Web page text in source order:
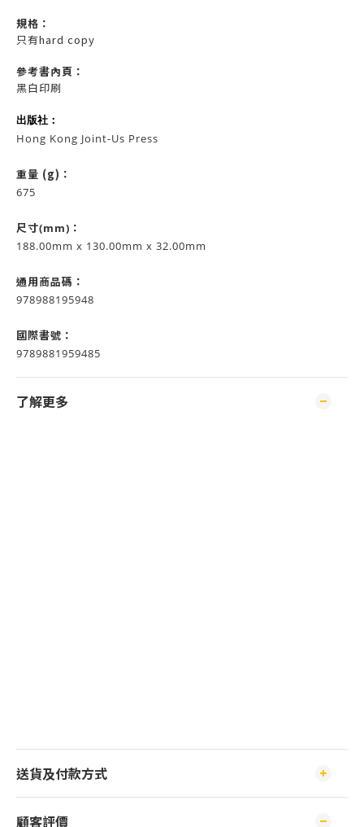
規格：
只有hard copy
參考書內頁：
黑白印刷
出版社：
Hong Kong Joint-Us Press
重量 (g)：
675
尺寸(mm)：
188.00mm x 130.00mm x 32.00mm
通用商品碼：
978988195948
國際書號：
9789881959485
了解更多
送貨及付款方式
顧客評價